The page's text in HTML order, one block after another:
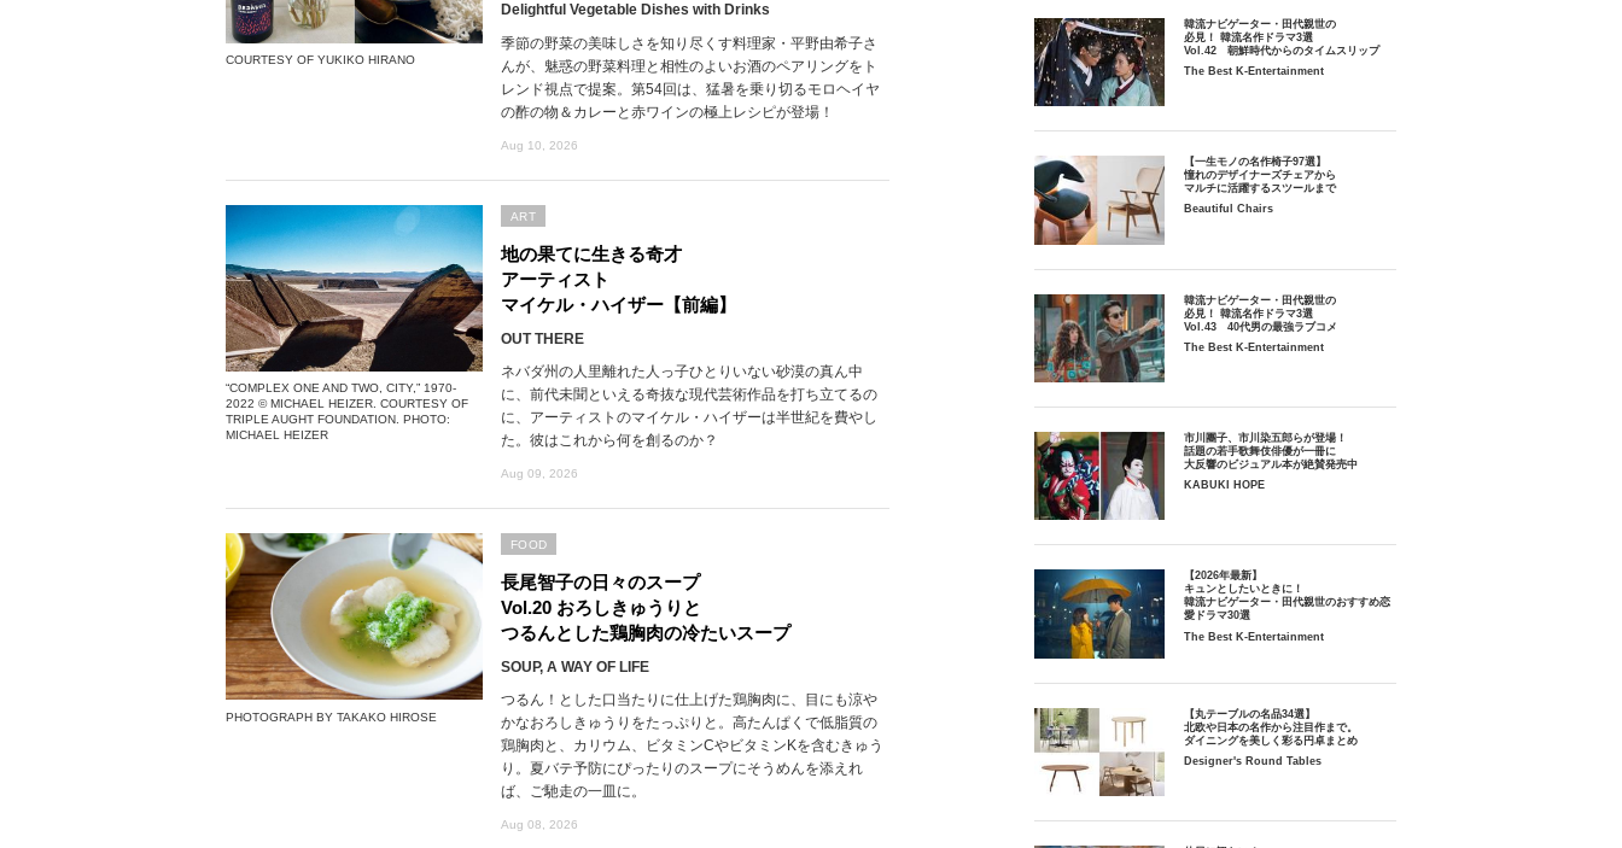
COURTESY OF YUKIKO HIRANO
Delightful Vegetable Dishes with Drinks
季節の野菜の美味しさを知り尽くす料理家・平野由希子さ
んが、魅惑の野菜料理と相性のよいお酒のペアリングをト
レンド視点で提案。第54回は、猛暑を乗り切るモロヘイヤ
の酢の物＆カレーと赤ワインの極上レシピが登場！
Aug 10, 2026
“COMPLEX ONE AND TWO, CITY,” 1970-
2022 © MICHAEL HEIZER. COURTESY OF
TRIPLE AUGHT FOUNDATION. PHOTO:
MICHAEL HEIZER
地の果てに生きる奇才
アーティスト
マイケル・ハイザー【前編】
OUT THERE
ネバダ州の人里離れた人っ子ひとりいない砂漠の真ん中
に、前代未聞といえる奇抜な現代芸術作品を打ち立てるの
に、アーティストのマイケル・ハイザーは半世紀を費やし
た。彼はこれから何を創るのか？
Aug 09, 2026
ART
PHOTOGRAPH BY TAKAKO HIROSE
長尾智子の日々のスープ
Vol.20 おろしきゅうりと
つるんとした鶏胸肉の冷たいスープ
SOUP, A WAY OF LIFE
つるん！とした口当たりに仕上げた鶏胸肉に、目にも涼や
かなおろしきゅうりをたっぷりと。高たんぱくで低脂質の
鶏胸肉と、カリウム、ビタミンCやビタミンKを含むきゅう
り。夏バテ予防にぴったりのスープにそうめんを添えれ
ば、ご馳走の一皿に。
Aug 08, 2026
FOOD
韓流ナビゲーター・田代親世の
必見！ 韓流名作ドラマ3選
Vol.42 朝鮮時代からのタイムスリップ
The Best K-Entertainment
【一生モノの名作椅子97選】
憧れのデザイナーズチェアから
マルチに活躍するスツールまで
Beautiful Chairs
韓流ナビゲーター・田代親世の
必見！ 韓流名作ドラマ3選
Vol.43 40代男の最強ラブコメ
The Best K-Entertainment
市川團子、市川染五郎らが登場！
話題の若手歌舞伎俳優が一冊に
大反響のビジュアル本が絶賛発売中
KABUKI HOPE
【2026年最新】
キュンとしたいときに！
韓流ナビゲーター・田代親世のおすすめ恋
愛ドラマ30選
The Best K-Entertainment
【丸テーブルの名品34選】
北欧や日本の名作から注目作まで。
ダイニングを美しく彩る円卓まとめ
Designer's Round Tables